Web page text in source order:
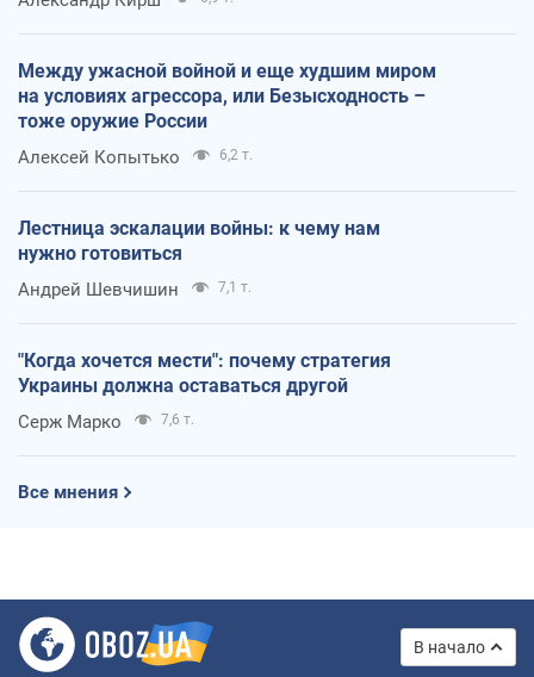
Между ужасной войной и еще худшим миром
на условиях агрессора, или Безысходность –
тоже оружие России
Алексей Копытько 6,2 т.
Лестница эскалации войны: к чему нам
нужно готовиться
Андрей Шевчишин 7,1 т.
"Когда хочется мести": почему стратегия
Украины должна оставаться другой
Серж Марко 7,6 т.
Все мнения
В начало